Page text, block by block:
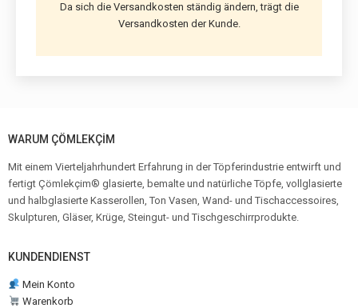
Da sich die Versandkosten ständig ändern, trägt die
Versandkosten der Kunde.
WARUM ÇÖMLEKÇİM
Mit einem Vierteljahrhundert Erfahrung in der Töpferindustrie entwirft und
fertigt Çömlekçim® glasierte, bemalte und natürliche Töpfe, vollglasierte
und halbglasierte Kasserollen, Ton Vasen, Wand- und Tischaccessoires,
Skulpturen, Gläser, Krüge, Steingut- und Tischgeschirrprodukte.
KUNDENDIENST
Mein Konto
Warenkorb